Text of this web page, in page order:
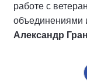
работе с
объединениями
Александр